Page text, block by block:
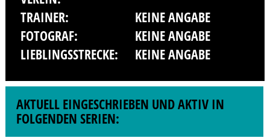
TRAINER:
KEINE ANGABE
FOTOGRAF:
KEINE ANGABE
LIEBLINGSSTRECKE:
KEINE ANGABE
AKTUELL EINGESCHRIEBEN UND AKTIV IN
FOLGENDEN SERIEN: